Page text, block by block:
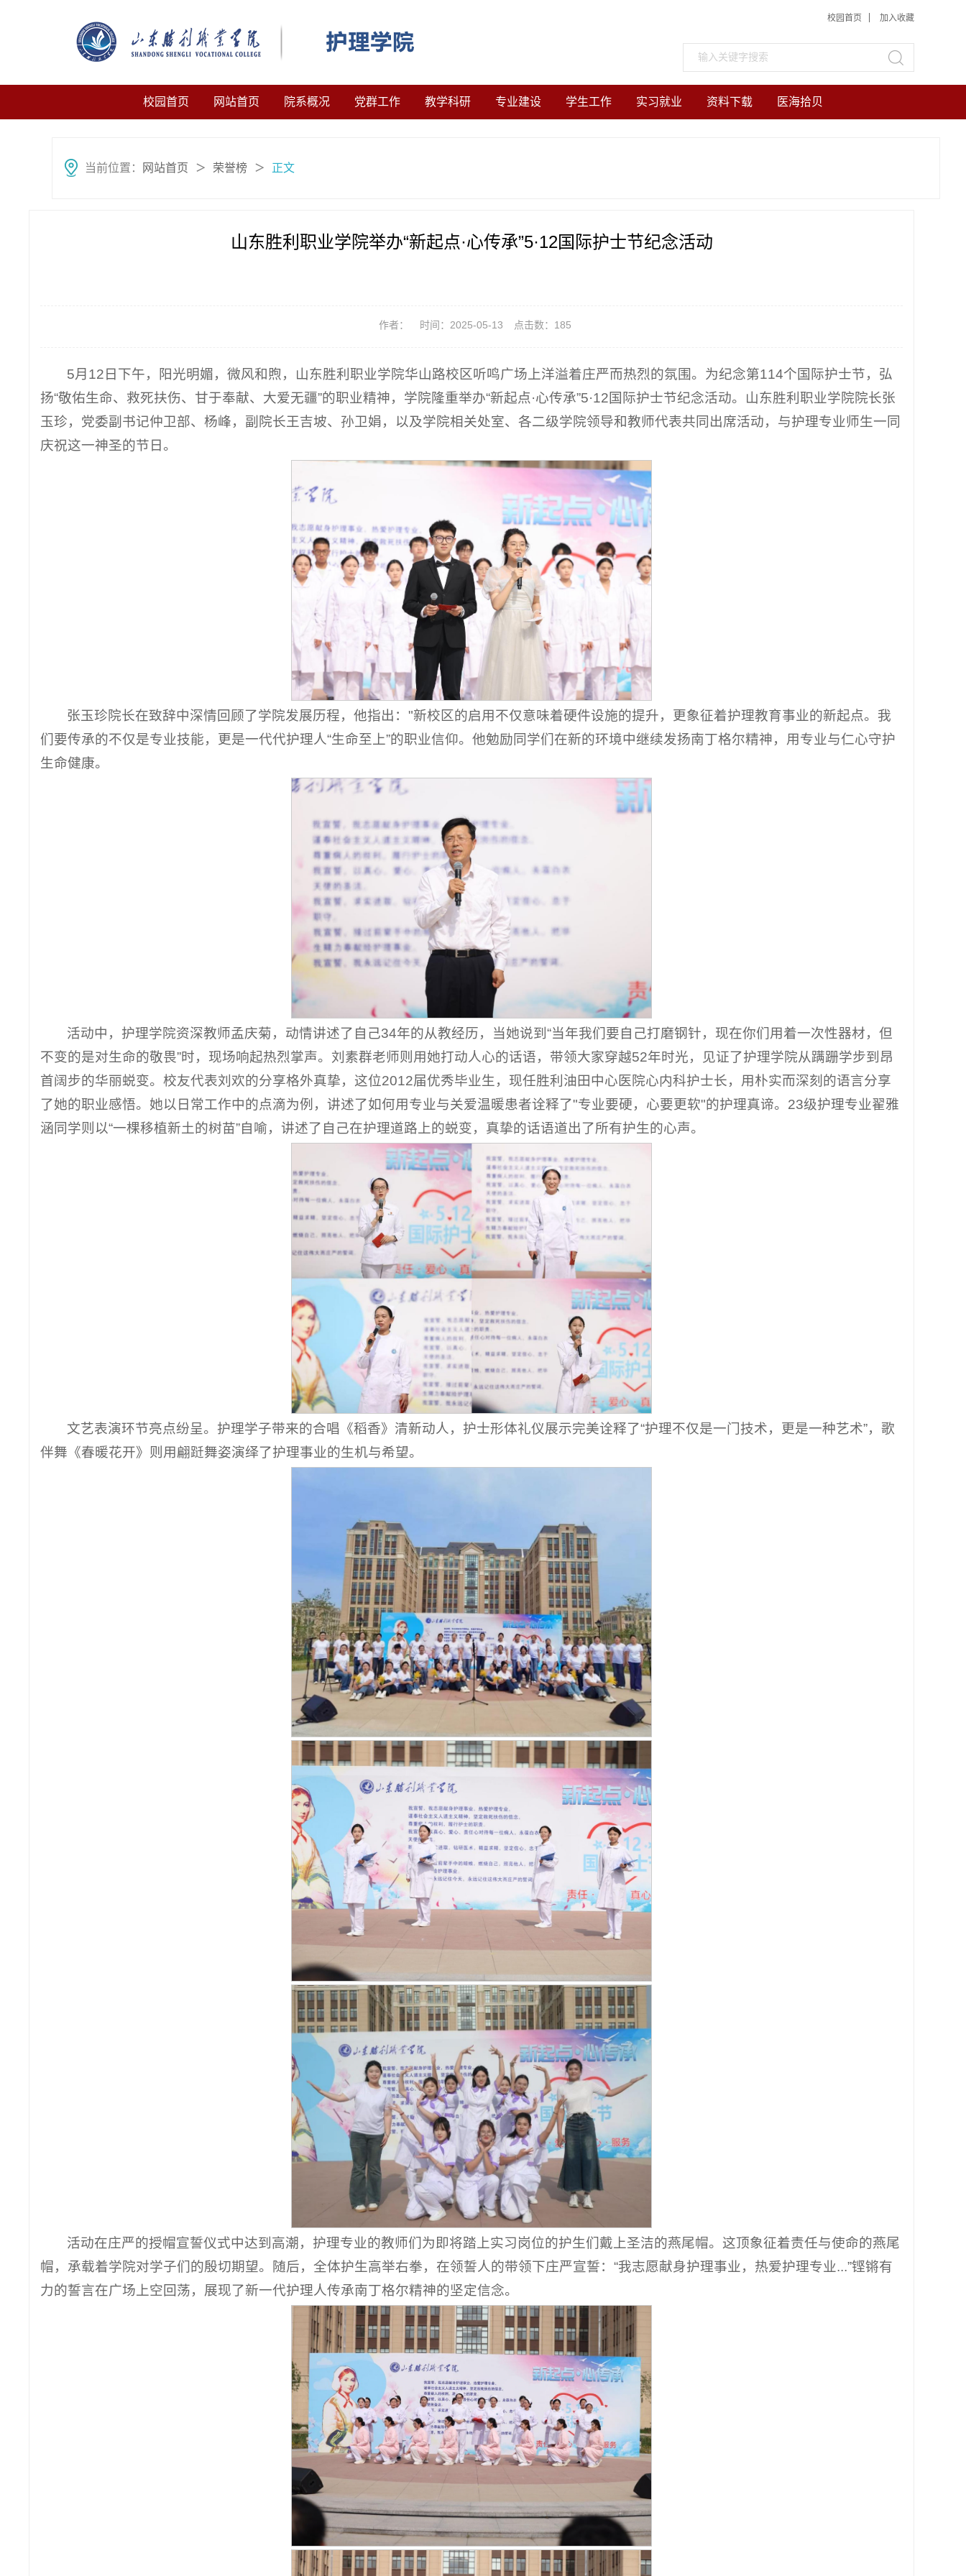
校园首页 加入收藏
校园首页 网站首页 院系概况 党群工作 教学科研 专业建设 学生工作 实习就业 资料下载 医海拾贝
当前位置： 网站首页 ＞ 荣誉榜 ＞ 正文
山东胜利职业学院举办“新起点·心传承”5·12国际护士节纪念活动
作者： 时间：2025-05-13 点击数： 185
5月12日下午，阳光明媚，微风和煦，山东胜利职业学院华山路校区听鸣广场上洋溢着庄严而热烈的氛围。为纪念第114个国际护士节，弘
扬“敬佑生命、救死扶伤、甘于奉献、大爱无疆”的职业精神，学院隆重举办“新起点·心传承”5·12国际护士节纪念活动。山东胜利职业学院院长张
玉珍，党委副书记仲卫部、杨峰，副院长王吉坡、孙卫娟，以及学院相关处室、各二级学院领导和教师代表共同出席活动，与护理专业师生一同
庆祝这一神圣的节日。
张玉珍院长在致辞中深情回顾了学院发展历程，他指出："新校区的启用不仅意味着硬件设施的提升，更象征着护理教育事业的新起点。我
们要传承的不仅是专业技能，更是一代代护理人“生命至上”的职业信仰。他勉励同学们在新的环境中继续发扬南丁格尔精神，用专业与仁心守护
生命健康。
活动中，护理学院资深教师孟庆菊，动情讲述了自己34年的从教经历，当她说到“当年我们要自己打磨钢针，现在你们用着一次性器材，但
不变的是对生命的敬畏”时，现场响起热烈掌声。刘素群老师则用她打动人心的话语，带领大家穿越52年时光，见证了护理学院从蹒跚学步到昂
首阔步的华丽蜕变。校友代表刘欢的分享格外真挚，这位2012届优秀毕业生，现任胜利油田中心医院心内科护士长，用朴实而深刻的语言分享
了她的职业感悟。她以日常工作中的点滴为例，讲述了如何用专业与关爱温暖患者诠释了"专业要硬，心要更软"的护理真谛。23级护理专业翟雅
涵同学则以“一棵移植新土的树苗”自喻，讲述了自己在护理道路上的蜕变，真挚的话语道出了所有护生的心声。
文艺表演环节亮点纷呈。护理学子带来的合唱《稻香》清新动人，护士形体礼仪展示完美诠释了“护理不仅是一门技术，更是一种艺术”，歌
伴舞《春暖花开》则用翩跹舞姿演绎了护理事业的生机与希望。
活动在庄严的授帽宣誓仪式中达到高潮，护理专业的教师们为即将踏上实习岗位的护生们戴上圣洁的燕尾帽。这顶象征着责任与使命的燕尾
帽，承载着学院对学子们的殷切期望。随后，全体护生高举右拳，在领誓人的带领下庄严宣誓：“我志愿献身护理事业，热爱护理专业...”铿锵有
力的誓言在广场上空回荡，展现了新一代护理人传承南丁格尔精神的坚定信念。